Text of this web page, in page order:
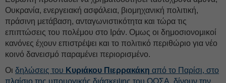
Ουκρανία, ενεργειακή ασφάλεια, βιομηχανική πολιτική,
πράσινη μετάβαση, ανταγωνιστικότητα και τώρα τις
επιπτώσεις του πολέμου στο Ιράν. Ομως οι δημοσιονομικοί
κανόνες έχουν επιστρέψει και το πολιτικό περιθώριο για νέο
κοινό δανεισμό παραμένει περιορισμένο.
Οι δηλώσεις του Κυριάκου Πιερρακάκη από το Παρίσι, στο
πλαίσιο της υπουργικής διάσκεψης του ΟΟΣΑ, δίνουν την